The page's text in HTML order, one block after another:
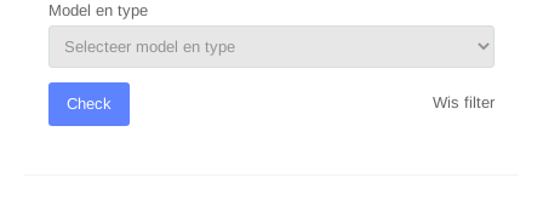
Model en type
Check Wis filter